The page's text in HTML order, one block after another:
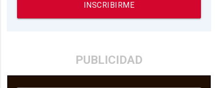
INSCRIBIRME
PUBLICIDAD